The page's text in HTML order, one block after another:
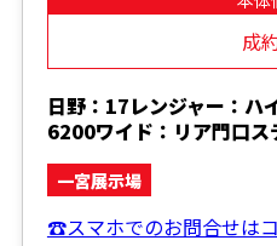
成
日野：17レンジャー：ハ
6200ワイド：リア門口ス
一宮展示場
☎スマホでのお問合せは